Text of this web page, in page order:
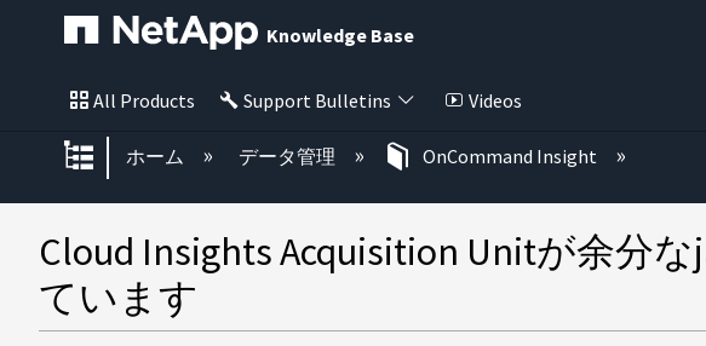
Knowledge Base
All Products Support Bulletins Videos
グローバル階層を展開/折りたたむ
ホーム データ管理 OnCommand Insight
Cloud Insights Acquisition Unitが余分
ています